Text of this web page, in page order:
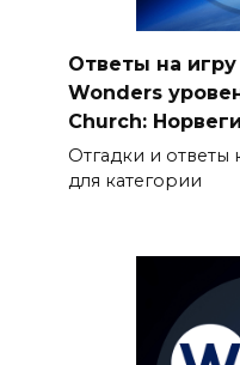
Ответы на
Wonders
Church:
Отгадки и ответы
для категории